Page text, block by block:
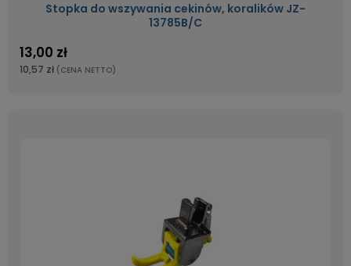
Stopka do wszywania cekinów, koralików JZ-
13785B/C
13,00 zł
10,57 zł (CENA NETTO)